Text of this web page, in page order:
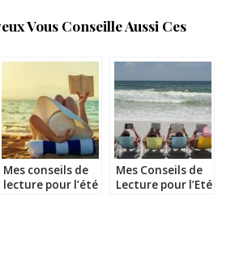
Vous Conseille Aussi Ces
Mes conseils de
lecture pour l’été
Mes Conseils de
Lecture pour l’Eté